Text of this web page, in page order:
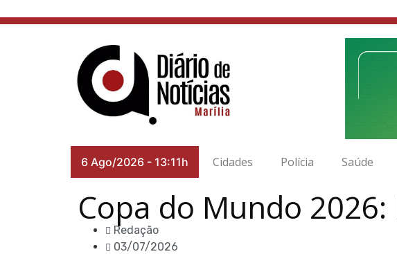
6 Ago/2026 - 13:11h Cidades Polícia Saúde
Copa do Mundo
Redação
03/07/2026